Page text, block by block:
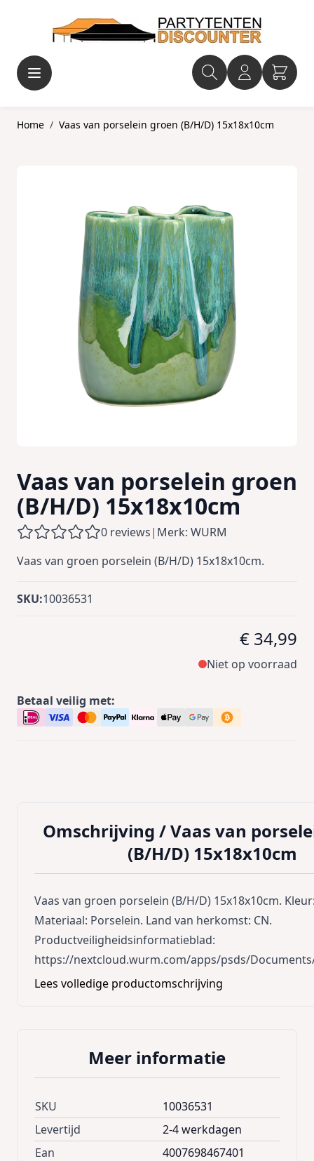
Home / Vaas van porselein groen (B/H/D) 15x18x10cm
Vaas van porselein groen
(B/H/D) 15x18x10cm
0 reviews| Merk: WURM
Vaas van groen porselein (B/H/D) 15x18x10cm.
SKU:10036531
€ 34,99
Niet op voorraad
Betaal veilig met:
Omschrijving /Vaas van
(B/H/D) 15x18x10cm
Vaas van groen porselein (B/H/D) 15x18x10cm.
Materiaal: Porselein. Land van herkomst: CN.
Productveiligheidsinformatieblad:
https://nextcloud.wurm.com/apps/psds/
Lees volledige productomschrijving
Meer informatie
SKU
10036531
Levertijd
2-4 werkdagen
Ean
4007698467401